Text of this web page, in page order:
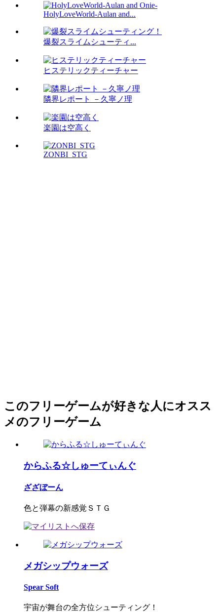
HolyLoveWorld-Aulan and...
爆裂スライムシューティ...
ヒステリックティーチャー
隣界レポート －久寧ノ理
楽園は空高く
ZONBI_STG
このフリーゲームが好きな人にオスス
メのフリーゲーム
からふる☆しゅーてぃんぐ
ざざぼーん
色と弾幕の新感覚ＳＴＧ
メガシップウォーズ
Spear Soft
宇宙が舞台の全方位シューティング！